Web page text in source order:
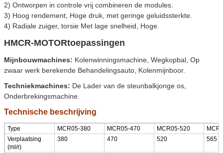
2) Ontworpen in controle vrij combineren de modules.
3) Hoog rendement, Hoge druk, met geringe geluidssterkte.
4) Radiale zuiger, torsie Met lage snelheid, Hoge.
HMCR-MOTORtoepassingen
Mijnbouwmachines: Kolenwinningsmachine, Wegkopbal, Op
zwaar werk berekende Behandelingsauto, Kolenmijnboor.
Techniekmachines: De Lader van de steunbalkjonge os,
Onderbrekingsmachine.
Technische beschrijving
Type MCR05-380 MCR05-470 MCR05-520
Verplaatsing
(ml/r)
380 470 520 565